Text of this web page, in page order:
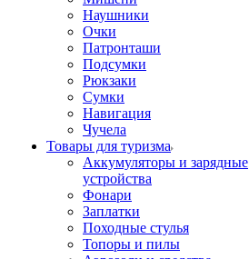
Наушники
Очки
Патронташи
Подсумки
Рюкзаки
Сумки
Навигация
Чучела
Товары для туризма
Аккумуляторы и зарядные
устройства
Фонари
Заплатки
Походные стулья
Топоры и пилы